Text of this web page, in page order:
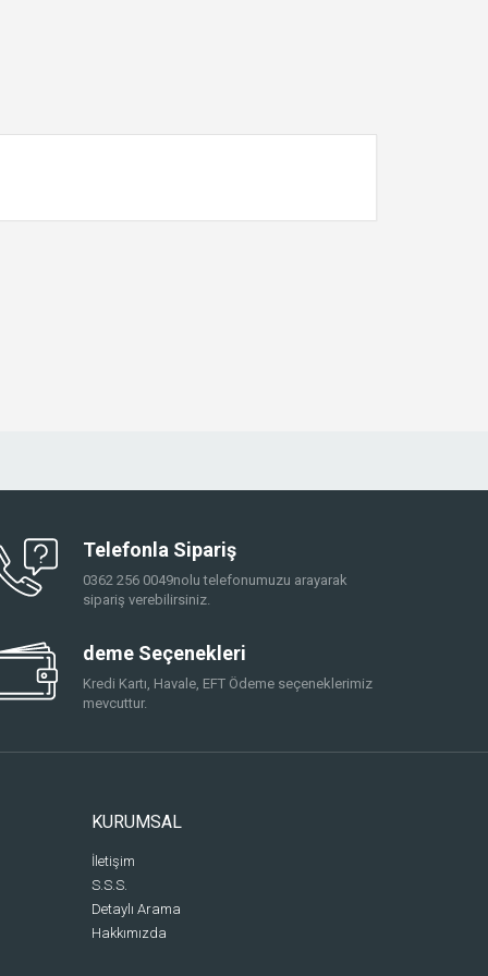
Telefonla Sipariş
0362 256 0049nolu telefonumuzu arayarak
sipariş verebilirsiniz.
deme Seçenekleri
Kredi Kartı, Havale, EFT Ödeme seçeneklerimiz
mevcuttur.
KURUMSAL
İletişim
S.S.S.
Detaylı Arama
Hakkımızda